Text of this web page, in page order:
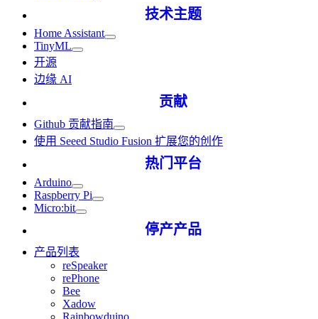
技术主题
Home Assistant
TinyML
开源
边缘 AI
贡献
Github 贡献指南
使用 Seeed Studio Fusion 扩展您的创作
热门平台
Arduino
Raspberry Pi
Micro:bit
停产产品
产品列表
reSpeaker
rePhone
Bee
Xadow